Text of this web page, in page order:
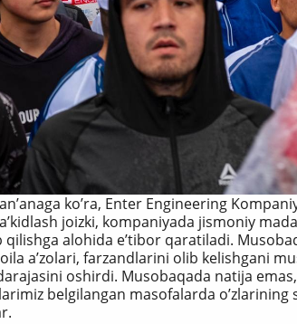
koʼra, Enter Engineering
joizki, kompaniyada jismoniy
qilishga alohida eʼtibor qaratiladi.
aʼzolari, farzandlarini olib kelishgani
oshirdi. Musobaqada natija
belgilangan masofalarda oʼzlarining